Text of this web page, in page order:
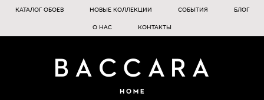
КАТАЛОГ ОБОЕВ НОВЫЕ КОЛЛЕКЦИИ СОБЫТИЯ БЛОГ
О НАС КОНТАКТЫ